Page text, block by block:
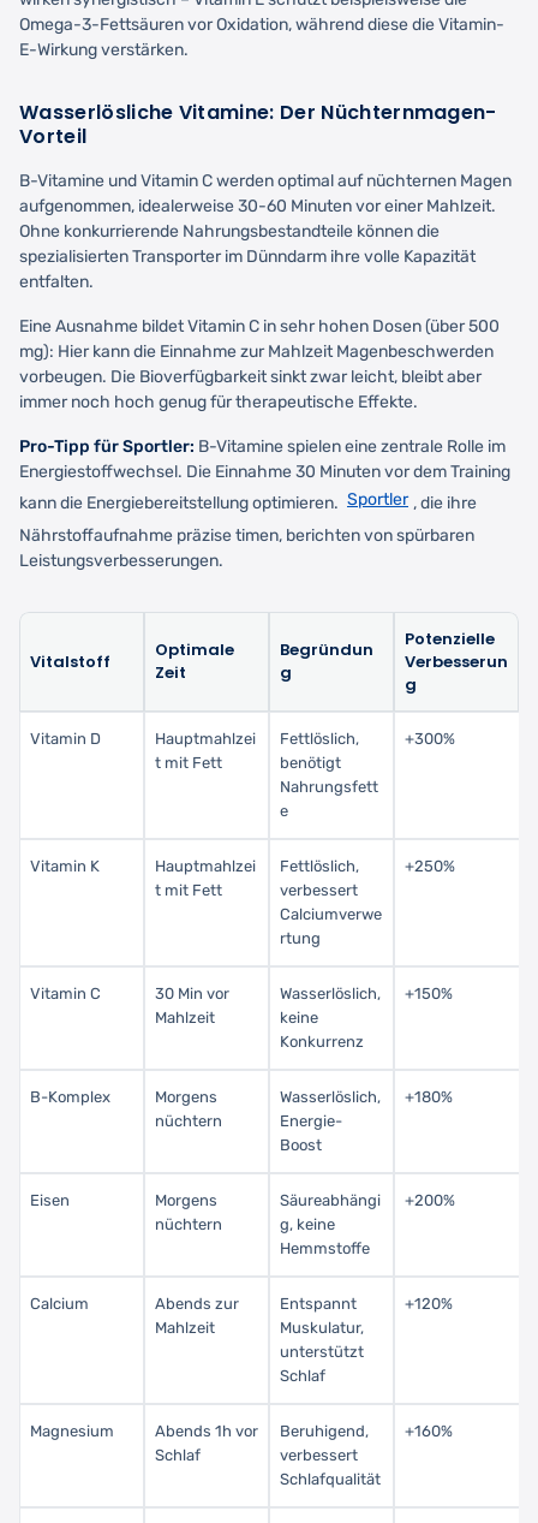
Omega-3-Fettsäuren vor Oxidation, während diese die Vitamin-
E-Wirkung verstärken.
Wasserlösliche Vitamine: Der Nüchternmagen-
Vorteil
B-Vitamine und Vitamin C werden optimal auf nüchternen Magen
aufgenommen, idealerweise 30-60 Minuten vor einer Mahlzeit.
Ohne konkurrierende Nahrungsbestandteile können die
spezialisierten Transporter im Dünndarm ihre volle Kapazität
entfalten.
Eine Ausnahme bildet Vitamin C in sehr hohen Dosen (über 500
mg): Hier kann die Einnahme zur Mahlzeit Magenbeschwerden
vorbeugen. Die Bioverfügbarkeit sinkt zwar leicht, bleibt aber
immer noch hoch genug für therapeutische Effekte.
Pro-Tipp für Sportler: B-Vitamine spielen eine zentrale Rolle im
Energiestoffwechsel. Die Einnahme 30 Minuten vor dem Training
kann die Energiebereitstellung optimieren. Sportler , die ihre
Nährstoffaufnahme präzise timen, berichten von spürbaren
Leistungsverbesserungen.
Vitalstoff
Optimale
Zeit
Begründun
g
Potenzielle
Verbesserun
g
Vitamin D
Hauptmahlzei
t mit Fett
Fettlöslich,
benötigt
Nahrungsfett
e
+300%
Vitamin K
Hauptmahlzei
t mit Fett
Fettlöslich,
verbessert
Calciumverwe
rtung
+250%
Vitamin C
30 Min vor
Mahlzeit
Wasserlöslich,
keine
Konkurrenz
+150%
B-Komplex
Morgens
nüchtern
Wasserlöslich,
Energie-
Boost
+180%
Eisen
Morgens
nüchtern
Säureabhängi
g, keine
Hemmstoffe
+200%
Calcium
Abends zur
Mahlzeit
Entspannt
Muskulatur,
unterstützt
Schlaf
+120%
Magnesium
Abends 1h vor
Schlaf
Beruhigend,
verbessert
Schlafqualität
+160%